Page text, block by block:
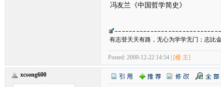
冯友兰《中国哲学简史》
有志登天天有路，无心为学学无门；志比
Posted: 2009-12-22 14:54 | [楼 主]
xcsong600